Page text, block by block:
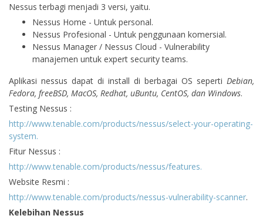
Nessus terbagi menjadi 3 versi, yaitu.
Nessus Home - Untuk personal.
Nessus Profesional - Untuk penggunaan komersial.
Nessus Manager / Nessus Cloud - Vulnerability
manajemen untuk expert security teams.
Aplikasi nessus dapat di install di berbagai OS seperti Debian,
Fedora, freeBSD, MacOS, Redhat, uBuntu, CentOS, dan Windows.
Testing Nessus :
http://www.tenable.com/products/nessus/select-your-operating-
system.
Fitur Nessus :
http://www.tenable.com/products/nessus/features.
Website Resmi :
http://www.tenable.com/products/nessus-vulnerability-scanner.
Kelebihan Nessus